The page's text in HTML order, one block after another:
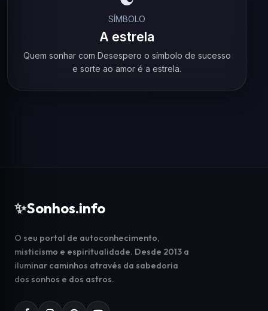
SÍMBOLO
A estrela
Quem sonhar com Desespero o símbolo de sucesso
e sorte ao amor é a estrela.
✨Sonhos.info
O seu portal de autoconhecimento,
misticismo e espiritualidade. Desde 2013 a
iluminar caminhos através da sabedoria
dos sonhos e dos astros.